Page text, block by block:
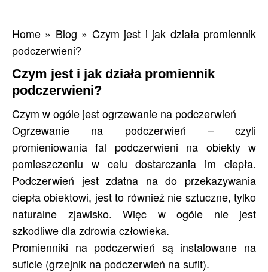
Home » Blog » Czym jest i jak działa promiennik
podczerwieni?
Czym jest i jak działa promiennik
podczerwieni?
Czym w ogóle jest ogrzewanie na podczerwień
Ogrzewanie na podczerwień – czyli
promieniowania fal podczerwieni na obiekty w
pomieszczeniu w celu dostarczania im ciepła.
Podczerwień jest zdatna na do przekazywania
ciepła obiektowi, jest to również nie sztuczne, tylko
naturalne zjawisko. Więc w ogóle nie jest
szkodliwe dla zdrowia człowieka.
Promienniki na podczerwień są instalowane na
suficie (grzejnik na podczerwień na sufit).